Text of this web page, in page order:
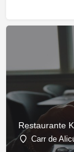
Restaurante
Carr de